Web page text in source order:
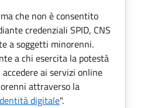
che non è consentito
credenziali SPID, CNS
a soggetti minorenni.
a chi esercita la potestà
ai servizi online
attraverso la
digitale".